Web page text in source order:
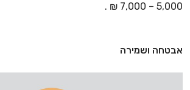
5,000 – 7,000 ₪ .
אבטחה ושמירה